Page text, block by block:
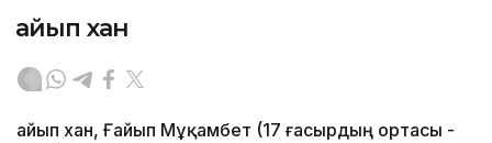
Қайып хан
Қайып хан, Ғайып Мұқамбет (17 ғасырдың ортасы -